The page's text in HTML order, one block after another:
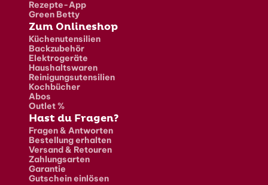
Rezepte-App
Green Betty
Zum Onlineshop
Küchenutensilien
Backzubehör
Elektrogeräte
Haushaltswaren
Reinigungsutensilien
Kochbücher
Abos
Outlet %
Hast du Fragen?
Fragen & Antworten
Bestellung erhalten
Versand & Retouren
Zahlungsarten
Garantie
Gutschein einlösen